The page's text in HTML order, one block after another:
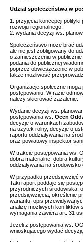
Udział społeczeństwa w
1. przyjęcia koncepcji
rozwoju regionalnego,
2. wydania decyzji ws.
Społeczeństwo może brać
ale nie jest zobligowany do
o zamieszczeniu w
podania do publicznej
poprzez obwieszczenie w
także możliwość
Organizacje społeczne
postępowaniu. W razie
należy skierować zażalenie.
Wydanie decyzji ws.
postępowania ws. Ocen
decyzje o warunkach
na użytek rolny, decyzje o
raportu oddziaływania na
oraz powiatowy inspektor
W trakcie postępowania ws.
dobra materialne, dobra
oddziaływania na
W przypadku przedsięwzięć
Taki raport poddaje się
przyrodniczych środowiska,
przedsięwzięcia; określenie
wariantu; opis
analizę możliwych konfliktów
wymagania zawiera art. 31
Jeżeli z postępowania ws.
wnioskującego wydać